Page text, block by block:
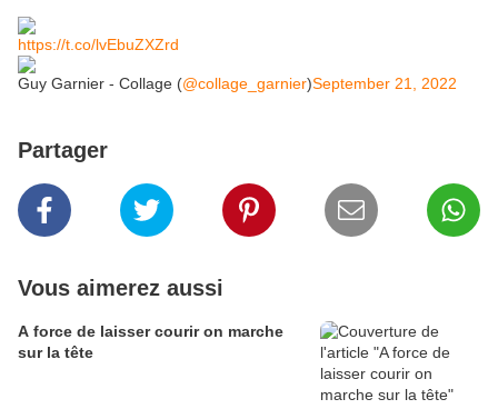
https://t.co/lvEbuZXZrd
Guy Garnier - Collage (@collage_garnier)September 21, 2022
Partager
Vous aimerez aussi
A force de laisser courir on marche
sur la tête